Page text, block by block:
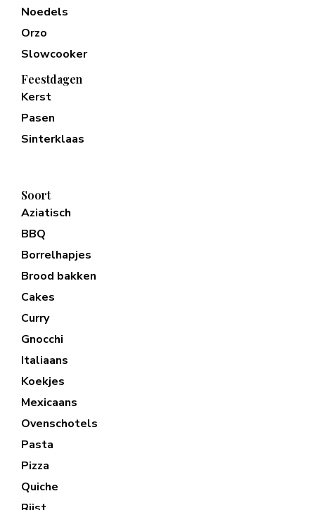
Noedels
Orzo
Slowcooker
Feestdagen
Kerst
Pasen
Sinterklaas
Soort
Aziatisch
BBQ
Borrelhapjes
Brood bakken
Cakes
Curry
Gnocchi
Italiaans
Koekjes
Mexicaans
Ovenschotels
Pasta
Pizza
Quiche